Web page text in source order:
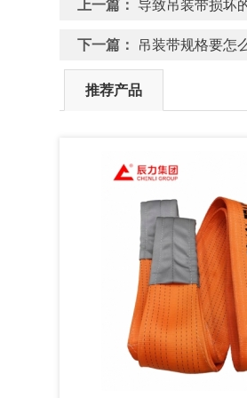
上一篇： 导致吊装带损坏
下一篇： 吊装带规格要怎
推荐产品